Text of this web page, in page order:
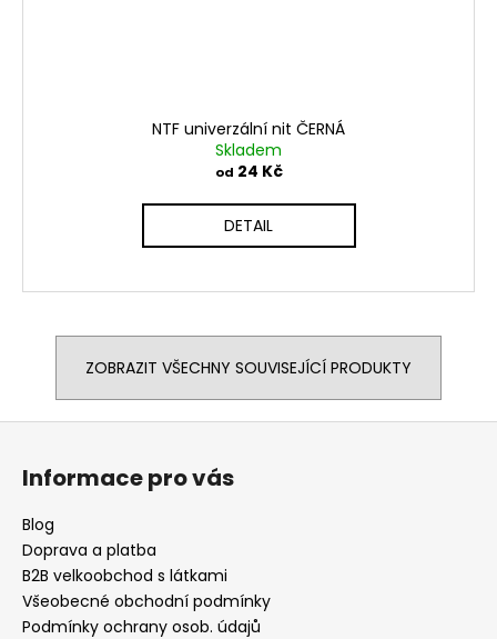
NTF univerzální nit ČERNÁ
Skladem
od 24 Kč
DETAIL
ZOBRAZIT VŠECHNY SOUVISEJÍCÍ PRODUKTY
Z
Informace pro vás
Blog
Doprava a platba
B2B velkoobchod s látkami
Všeobecné obchodní podmínky
Podmínky ochrany osob. údajů